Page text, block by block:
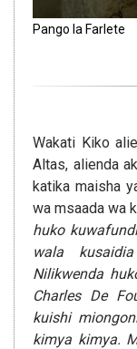
Pango la Farlete
Wakati Kiko
Altas, alienda
katika maisha
wa msaada wa
huko
wala
Nilikwenda
Charles De
kuishi
kimya kimya.